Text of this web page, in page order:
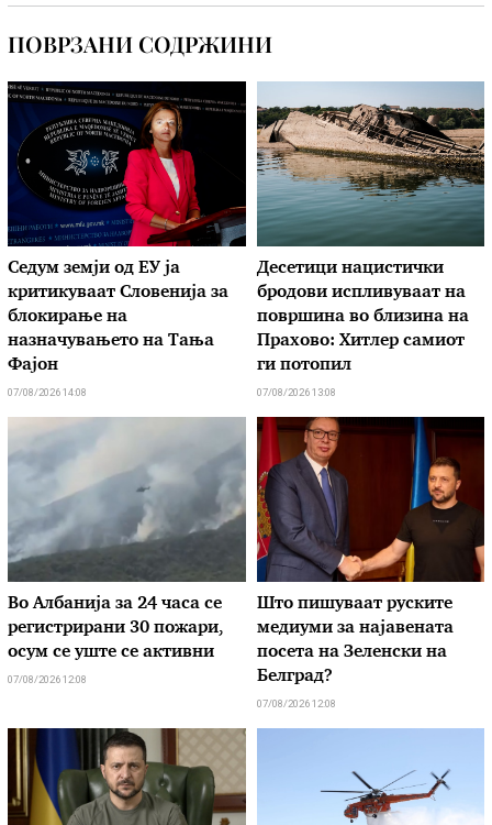
ПОВРЗАНИ СОДРЖИНИ
Седум земји од ЕУ ја
критикуваат Словенија за
блокирање на
назначувањето на Тања
Фајон
07/08/2026 14:08
Десетици нацистички
бродови испливуваат на
површина во близина на
Прахово: Хитлер самиот
ги потопил
07/08/2026 13:08
Во Албанија за 24 часа се
регистрирани 30 пожари,
осум се уште се активни
07/08/2026 12:08
Што пишуваат руските
медиуми за најавената
посета на Зеленски на
Белград?
07/08/2026 12:08